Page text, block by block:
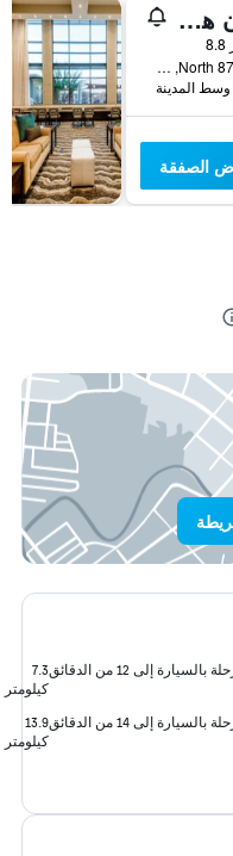
هوليداي إن هوتل آند سويتس سكوتسديل نورث - آيربارك باي آيتش جي
14255 North 87th Street, سكوتسدايل, AZ, الولايات المتحدة الأميريكية
الصفقة
بالسيارة إلى 12 من الدقائق
7.3
كيلومتر
بالسيارة إلى 14 من الدقائق
13.9
كيلومتر